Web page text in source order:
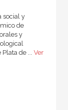
social y
de
y
de ... Ver